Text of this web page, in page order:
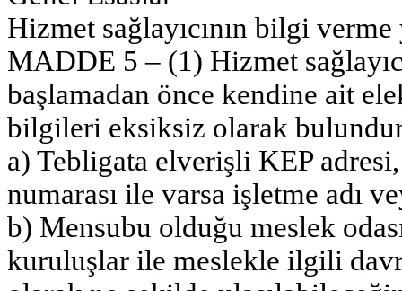
Hizmet sağlayıcının bilgi
MADDE 5 – (1) Hizmet
başlamadan önce kendine ait
bilgileri eksiksiz olarak
a) Tebligata elverişli KEP
numarası ile varsa işletme adı
b) Mensubu olduğu meslek
kuruluşlar ile meslekle ilgili